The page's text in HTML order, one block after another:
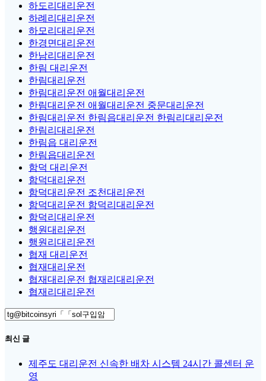
하도리대리운전
하례리대리운전
하모리대리운전
한경면대리운전
한남리대리운전
한림 대리운전
한림대리운전
한림대리운전 애월대리운전
한림대리운전 애월대리운전 중문대리운전
한림대리운전 한림읍대리운전 한림리대리운전
한림리대리운전
한림읍 대리운전
한림읍대리운전
함덕 대리운전
함덕대리운전
함덕대리운전 조천대리운전
함덕대리운전 함덕리대리운전
함덕리대리운전
행원대리운전
행원리대리운전
협재 대리운전
협재대리운전
협재대리운전 협재리대리운전
협재리대리운전
Search
for:
최신 글
제주도 대리운전 신속한 배차 시스템 24시간 콜센터 운
영